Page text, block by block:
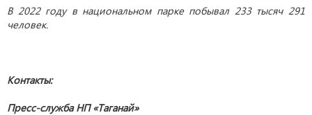
В 2022 году в национальном парке побывал 233 тысяч 291
человек.
Контакты:
Пресс-служба НП «Таганай»